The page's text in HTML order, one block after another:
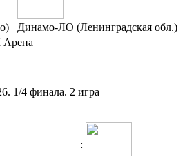
Динамо-ЛО (Ленинградская обл.)
Арена
1/4 финала. 2 игра
: